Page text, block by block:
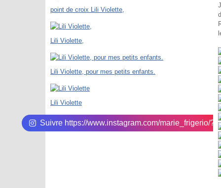
point de croix Lili Violette,
Lili Violette,
Lili Violette, pour mes petits enfants.
Lili Violette
Suivre https://www.instagram.com/marie_frigerio/